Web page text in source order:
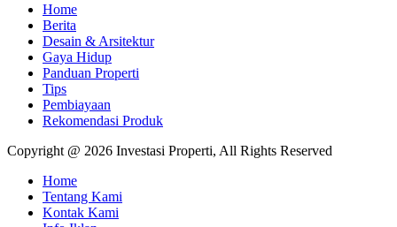
Home
Berita
Desain & Arsitektur
Gaya Hidup
Panduan Properti
Tips
Pembiayaan
Rekomendasi Produk
Copyright @ 2026 Investasi Properti, All Rights Reserved
Home
Tentang Kami
Kontak Kami